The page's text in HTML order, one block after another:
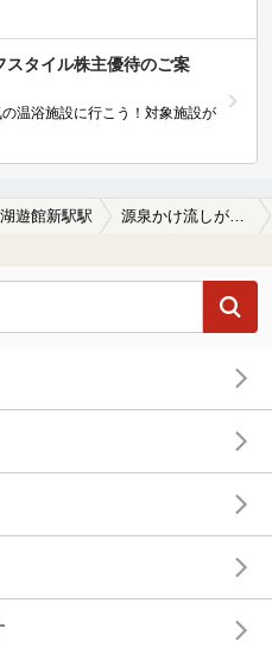
スタイル株主優待のご案
温浴施設に行こう！対象施設が
湖遊館新駅駅